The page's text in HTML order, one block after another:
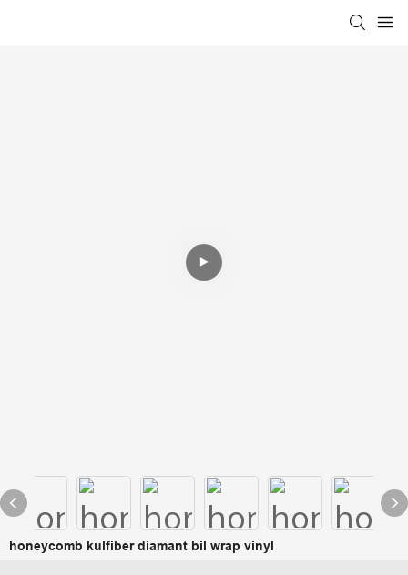
honeycomb kulfiber diamant bil wrap vinyl